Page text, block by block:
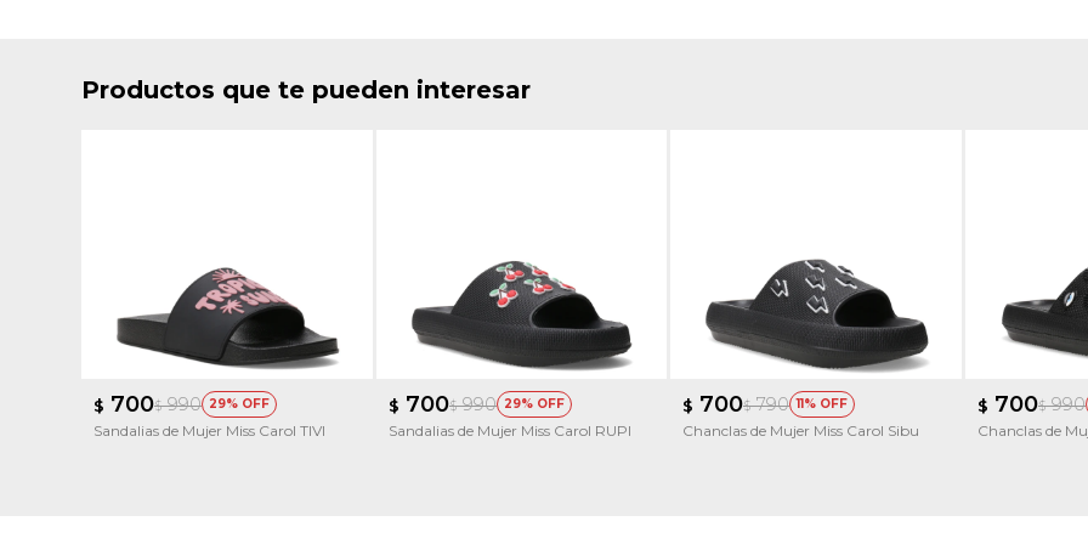
Productos que te pueden interesar
$ 700$ 990 29
Sandalias de Mujer Miss Carol TIVI
$ 700$ 990 29
Sandalias de Mujer Miss Carol RUPI
$ 700$ 790 11
Chanclas de Mujer Miss Carol Sibu
$ 700$ 990
Chanclas de